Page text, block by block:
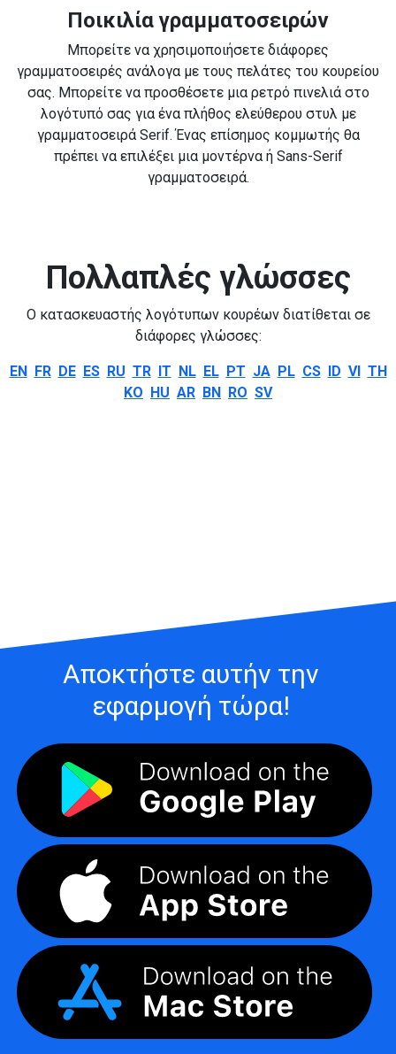
Ποικιλία γραμματοσειρών
Μπορείτε να χρησιμοποιήσετε διάφορες
γραμματοσειρές ανάλογα με τους πελάτες του κουρείου
σας. Μπορείτε να προσθέσετε μια ρετρό πινελιά στο
λογότυπό σας για ένα πλήθος ελεύθερου στυλ με
γραμματοσειρά Serif. Ένας επίσημος κομμωτής θα
πρέπει να επιλέξει μια μοντέρνα ή Sans-Serif
γραμματοσειρά.
Πολλαπλές γλώσσες
Ο κατασκευαστής λογότυπων κουρέων διατίθεται σε
διάφορες γλώσσες:
EN FR DE ES RU TR IT NL EL PT JA PL CS ID VI TH
KO HU AR BN RO SV
Αποκτήστε αυτήν την
εφαρμογή τώρα!